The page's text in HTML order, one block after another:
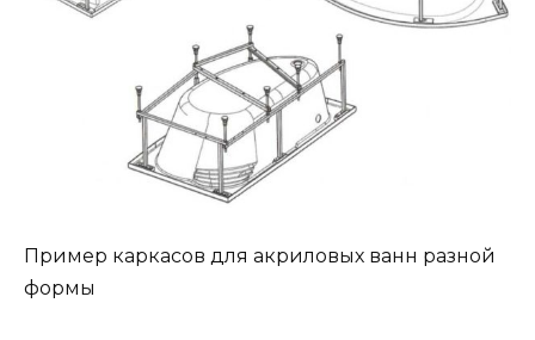
Пример каркасов для акриловых ванн разной
формы